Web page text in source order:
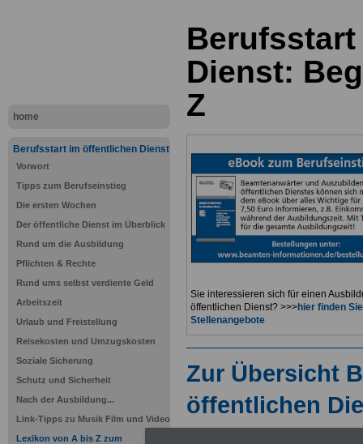
home
Berufsstart im öffentlichen Dienst
Vorwort
Tipps zum Berufseinstieg
Die ersten Wochen
Der öffentliche Dienst im Überblick
Rund um die Ausbildung
Pflichten & Rechte
Rund ums selbst verdiente Geld
Arbeitszeit
Urlaub und Freistellung
Reisekosten und Umzugskosten
Soziale Sicherung
Schutz und Sicherheit
Nach der Ausbildung...
Link-Tipps zu Musik Film und Video
Lexikon von A bis Z zum
Dienst:
Z
Sie interessieren sich für einen
öffentlichen Dienst? >>>hier finden
Stellenangebote
Zur Übersicht
öffentlichen